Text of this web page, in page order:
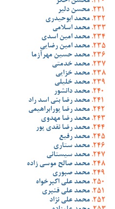
محسن دلیر
محمد ابوحیدری
محمد اسلامی
محمد امین اسدی
محمد امین رضایی
محمد حسین مهرآزما
محمد خدمتی
محمد خزایی
محمد خلیلی
محمد دانشور
محمد رضا بنی اسد راد
محمد رضا پورابراهیمی
محمد رضا مهدوی
محمد رضا نقدی پور
محمد رفیع
محمد ستاری
محمد سیستانی
محمد صالح موسی زاده
محمد صبوری
محمد علی اکبرخواه
محمد علی قنبری
محمد علی نژاد